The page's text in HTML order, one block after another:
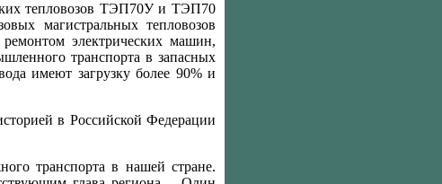
тепловозов ТЭП70У и ТЭП70
магистральных тепловозов
электрических машин,
транспорта в запасных
имеют загрузку более 90% и
в Российской Федерации
транспорта в нашей стране.